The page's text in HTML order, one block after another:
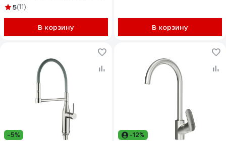
0200
5(11)
В корзину В корзину
-5% -12%